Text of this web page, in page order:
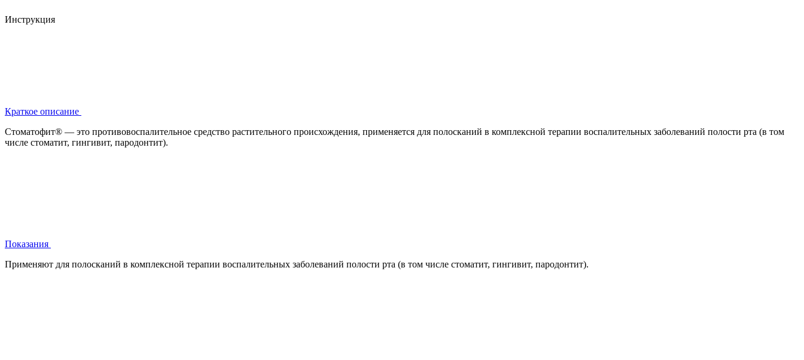
Инструкция
Краткое описание
Стоматофит® — это противовоспалительное средство растительного происхождения, применяется для полосканий в комплексной терапии воспалительных заболеваний полости рта (в том
числе стоматит, гингивит, пародонтит).
Показания
Применяют для полосканий в комплексной терапии воспалительных заболеваний полости рта (в том числе стоматит, гингивит, пародонтит).